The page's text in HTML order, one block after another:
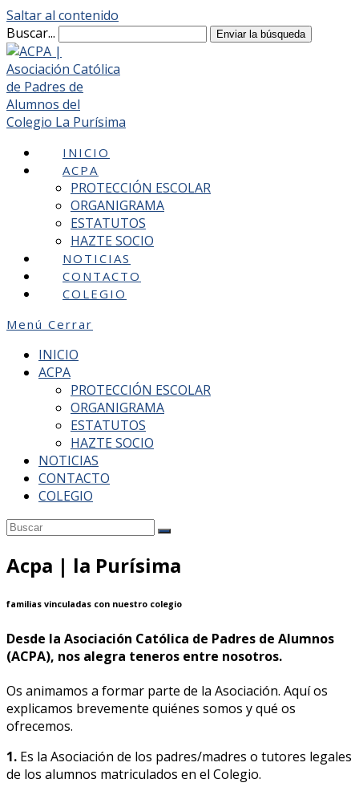
Saltar al contenido
Buscar...
Enviar la búsqueda
INICIO
ACPA
PROTECCIÓN ESCOLAR
ORGANIGRAMA
ESTATUTOS
HAZTE SOCIO
NOTICIAS
CONTACTO
COLEGIO
Menú Cerrar
INICIO
ACPA
PROTECCIÓN ESCOLAR
ORGANIGRAMA
ESTATUTOS
HAZTE SOCIO
NOTICIAS
CONTACTO
COLEGIO
Acpa | la Purísima
familias vinculadas con nuestro colegio
Desde la Asociación Católica de Padres de Alumnos
(ACPA), nos alegra teneros entre nosotros.
Os animamos a formar parte de la Asociación. Aquí os
explicamos brevemente quiénes somos y qué os
ofrecemos.
1. Es la Asociación de los padres/madres o tutores legales
de los alumnos matriculados en el Colegio.